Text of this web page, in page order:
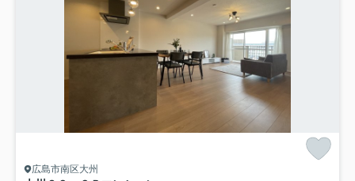
広島市南区大州